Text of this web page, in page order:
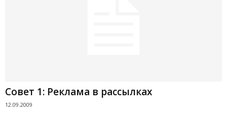
Совет 1: Реклама в рассылках
12.09.2009